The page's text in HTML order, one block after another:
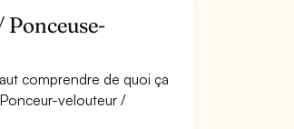
comprendre de quoi ça
velouteur /